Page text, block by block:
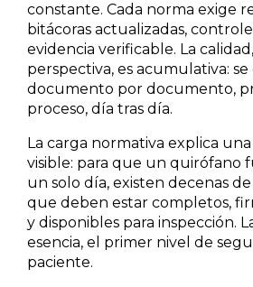
constante. Cada norma exige
bitácoras actualizadas,
evidencia verificable. La
perspectiva, es acumulativa:
documento por documento,
proceso, día tras día.
La carga normativa explica
visible: para que un quirófano
un solo día, existen decenas
que deben estar completos,
y disponibles para inspección.
esencia, el primer nivel de
paciente.